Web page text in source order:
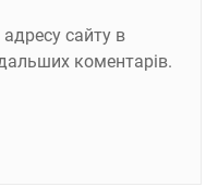
сайту в
коментарів.